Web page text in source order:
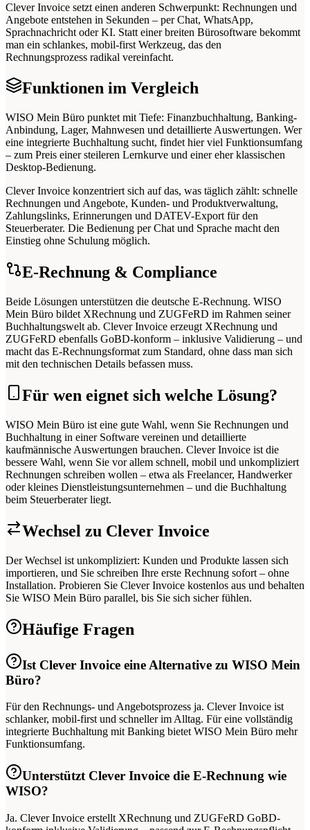
Clever Invoice setzt einen anderen Schwerpunkt: Rechnungen und
Angebote entstehen in Sekunden – per Chat, WhatsApp,
Sprachnachricht oder KI. Statt einer breiten Bürosoftware bekommt
man ein schlankes, mobil-first Werkzeug, das den
Rechnungsprozess radikal vereinfacht.
Funktionen im Vergleich
WISO Mein Büro punktet mit Tiefe: Finanzbuchhaltung, Banking-
Anbindung, Lager, Mahnwesen und detaillierte Auswertungen. Wer
eine integrierte Buchhaltung sucht, findet hier viel Funktionsumfang
– zum Preis einer steileren Lernkurve und einer eher klassischen
Desktop-Bedienung.
Clever Invoice konzentriert sich auf das, was täglich zählt: schnelle
Rechnungen und Angebote, Kunden- und Produktverwaltung,
Zahlungslinks, Erinnerungen und DATEV-Export für den
Steuerberater. Die Bedienung per Chat und Sprache macht den
Einstieg ohne Schulung möglich.
E-Rechnung & Compliance
Beide Lösungen unterstützen die deutsche E-Rechnung. WISO
Mein Büro bildet XRechnung und ZUGFeRD im Rahmen seiner
Buchhaltungswelt ab. Clever Invoice erzeugt XRechnung und
ZUGFeRD ebenfalls GoBD-konform – inklusive Validierung – und
macht das E-Rechnungsformat zum Standard, ohne dass man sich
mit den technischen Details befassen muss.
Für wen eignet sich welche Lösung?
WISO Mein Büro ist eine gute Wahl, wenn Sie Rechnungen und
Buchhaltung in einer Software vereinen und detaillierte
kaufmännische Auswertungen brauchen. Clever Invoice ist die
bessere Wahl, wenn Sie vor allem schnell, mobil und unkompliziert
Rechnungen schreiben wollen – etwa als Freelancer, Handwerker
oder kleines Dienstleistungsunternehmen – und die Buchhaltung
beim Steuerberater liegt.
Wechsel zu Clever Invoice
Der Wechsel ist unkompliziert: Kunden und Produkte lassen sich
importieren, und Sie schreiben Ihre erste Rechnung sofort – ohne
Installation. Probieren Sie Clever Invoice kostenlos aus und behalten
Sie WISO Mein Büro parallel, bis Sie sich sicher fühlen.
Häufige Fragen
Ist Clever Invoice eine Alternative zu WISO Mein
Büro?
Für den Rechnungs- und Angebotsprozess ja. Clever Invoice ist
schlanker, mobil-first und schneller im Alltag. Für eine vollständig
integrierte Buchhaltung mit Banking bietet WISO Mein Büro mehr
Funktionsumfang.
Unterstützt Clever Invoice die E-Rechnung wie
WISO?
Ja. Clever Invoice erstellt XRechnung und ZUGFeRD GoBD-